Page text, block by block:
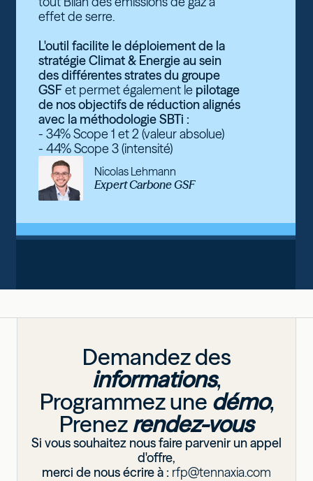
effet de serre.
L'outil facilite le déploiement de la
stratégie Climat & Energie au sein
des différentes strates du groupe
GSFet permet également le pilotage
de nos objectifs de réduction alignés
avec la méthodologie SBTi :
- 34% Scope 1 et 2 (valeur absolue)
- 44% Scope 3 (intensité)
Nicolas Lehmann
Expert Carbone GSF
Demandez des
informations,
Programmez une démo,
Prenez rendez-vous
Si vous souhaitez nous faire parvenir un appel
d'offre,
merci de nous écrire à : rfp@tennaxia.com